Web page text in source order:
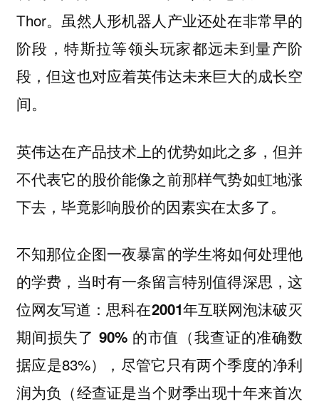
Thor。虽然人形机器人产业还处在非常早的
阶段，特斯拉等领头玩家都远未到量产阶
段，但这也对应着英伟达未来巨大的成长空
间。
英伟达在产品技术上的优势如此之多，但并
不代表它的股价能像之前那样气势如虹地涨
下去，毕竟影响股价的因素实在太多了。
不知那位企图一夜暴富的学生将如何处理他
的学费，当时有一条留言特别值得深思，这
位网友写道：思科在2001年互联网泡沫破灭
期间损失了 90% 的市值（我查证的准确数
据应是83%），尽管它只有两个季度的净利
润为负（经查证是当个财季出现十年来首次